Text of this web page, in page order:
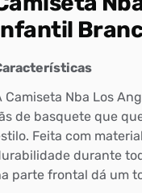
Camiseta Nba Los
de basquete que
Feita com
durante
parte frontal dá um